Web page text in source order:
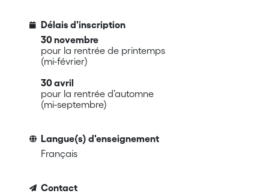
Délais d'inscription
30 novembre
pour la rentrée de printemps
(mi-février)
30 avril
pour la rentrée d’automne
(mi-septembre)
Langue(s) d'enseignement
Français
Contact